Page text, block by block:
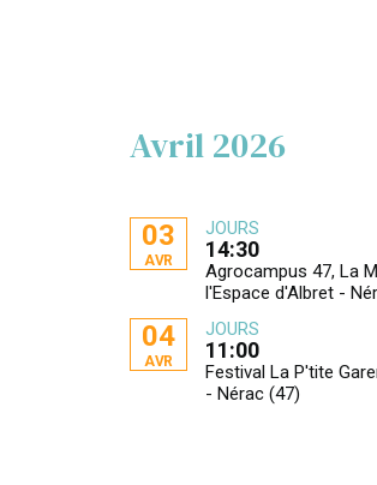
Avril 2026
03
AVR
JOURS
14:30
Agrocampus 47, La
l'Espace d'Albret -
04
AVR
JOURS
11:00
Festival La P'tite
- Nérac (47)